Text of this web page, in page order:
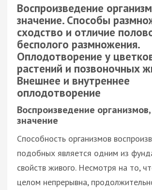
Воспроизведение
значение. Способы
сходство и отличие
бесполого размножения.
Оплодотворение у
растений и позвоночных
Внешнее и внутреннее
оплодотворение
Воспроизведение
значение
Способность организмов
подобных является одним из
свойств живого. Несмотря на то,
целом непрерывна,